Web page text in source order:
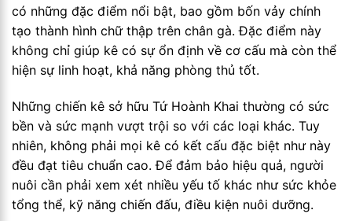
có những đặc điểm nổi bật, bao gồm bốn vảy chính
tạo thành hình chữ thập trên chân gà. Đặc điểm này
không chỉ giúp kê có sự ổn định về cơ cấu mà còn thể
hiện sự linh hoạt, khả năng phòng thủ tốt.
Những chiến kê sở hữu Tứ Hoành Khai thường có sức
bền và sức mạnh vượt trội so với các loại khác. Tuy
nhiên, không phải mọi kê có kết cấu đặc biệt như này
đều đạt tiêu chuẩn cao. Để đảm bảo hiệu quả, người
nuôi cần phải xem xét nhiều yếu tố khác như sức khỏe
tổng thể, kỹ năng chiến đấu, điều kiện nuôi dưỡng.